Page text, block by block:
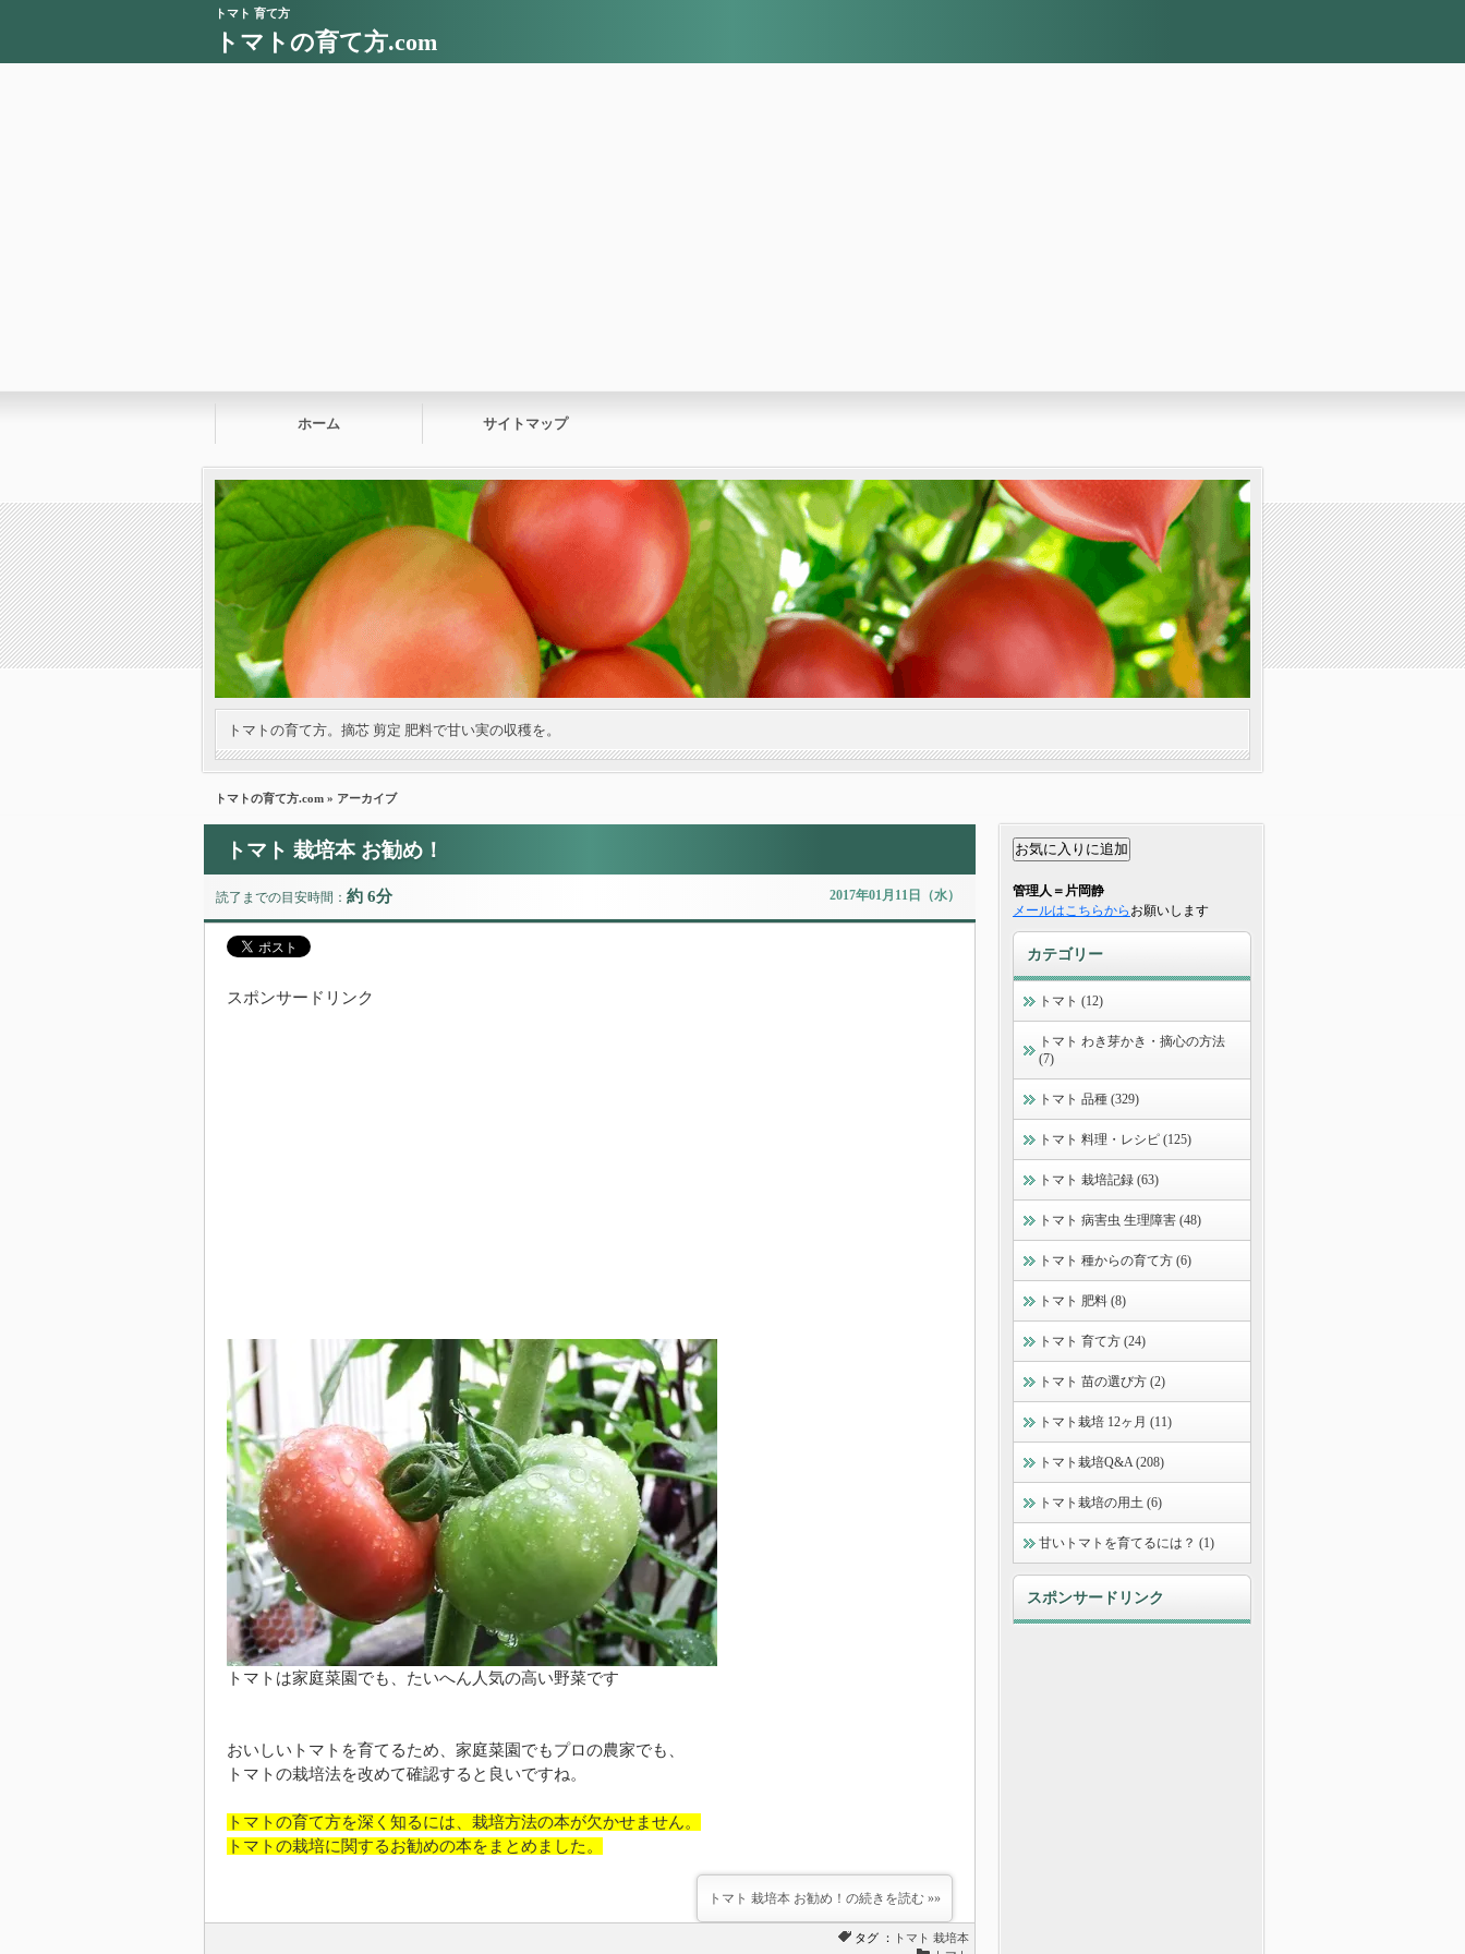
トマト 育て方
トマトの育て方.com
ホーム サイトマップ
トマトの育て方。摘芯 剪定 肥料で甘い実の収穫を。
トマトの育て方.com » アーカイブ
トマト 栽培本 お勧め！
読了までの目安時間： 約 6分 2017年01月11日（水）
スポンサードリンク
トマトは家庭菜園でも、たいへん人気の高い野菜です
おいしいトマトを育てるため、家庭菜園でもプロの農家でも、
トマトの栽培法を改めて確認すると良いですね。
トマトの育て方を深く知るには、栽培方法の本が欠かせません。
トマトの栽培に関するお勧めの本をまとめました。
トマト 栽培本 お勧め！の続きを読む »»
タグ ： トマト 栽培本
管理人＝片岡静
メールはこちらから お願いします
カテゴリー
トマト (12)
トマト わき芽かき・摘心の方法
(7)
トマト 品種 (329)
トマト 料理・レシピ (125)
トマト 栽培記録 (63)
トマト 病害虫 生理障害 (48)
トマト 種からの育て方 (6)
トマト 肥料 (8)
トマト 育て方 (24)
トマト 苗の選び方 (2)
トマト栽培 12ヶ月 (11)
トマト栽培Q&A (208)
トマト栽培の用土 (6)
甘いトマトを育てるには？ (1)
スポンサードリンク